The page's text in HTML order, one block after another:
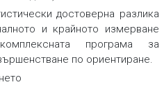
достоверна разлика
и крайното измерване
програма за
по ориентиране.